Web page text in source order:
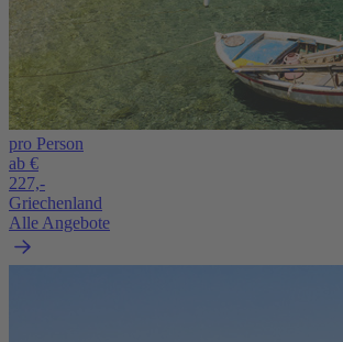
pro Person
ab €
227,-
Griechenland
Alle Angebote